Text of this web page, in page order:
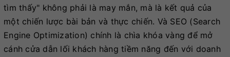
tìm thấy" không phải là may mắn, mà là kết quả của
một chiến lược bài bản và thực chiến. Và SEO (Search
Engine Optimization) chính là chìa khóa vàng để mở
cánh cửa dẫn lối khách hàng tiềm năng đến với doanh